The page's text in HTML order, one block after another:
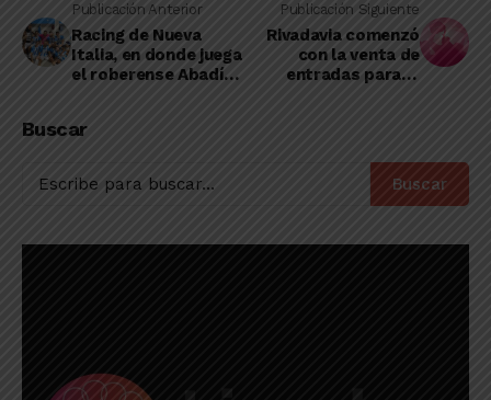
Publicación Anterior
Racing de Nueva
Italia, en donde juega
el roberense Abadía,
Publicación Siguiente
Rivadavia comenzó
con la venta de
entradas para el
Buscar
Buscar